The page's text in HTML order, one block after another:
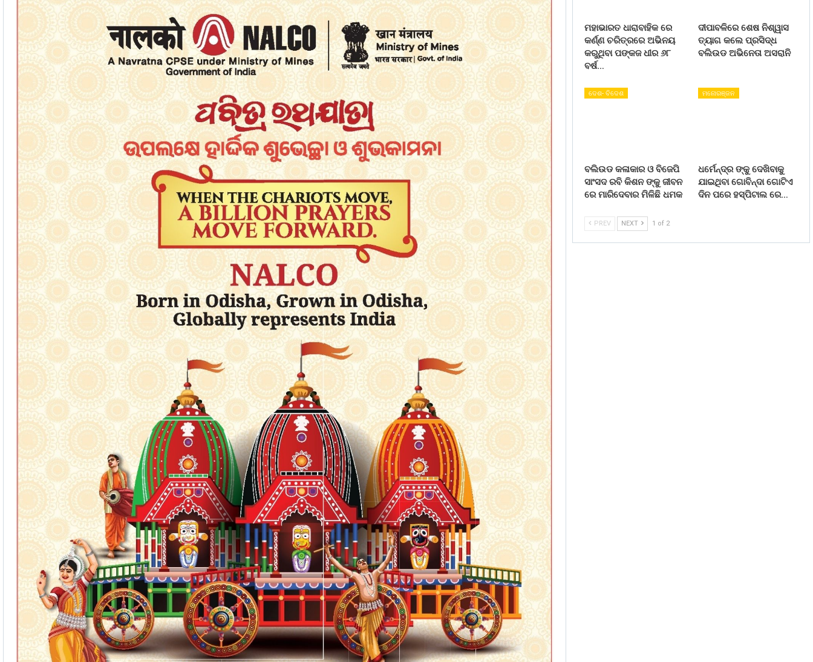
ମହାଭାରତ ଧାରାବାହିକ ରେ
କର୍ଣ୍ଣ ଚରିତ୍ରରେ ଅଭିନୟ
କରୁଥିବା ପଙ୍କଜ ଧୀର ୬୮
ବର୍ଷ…
ଦୀପାବଳିରେ ଶେଷ ନିଶ୍ୱାସ
ତ୍ୟାଗ କଲେ ପ୍ରସିଦ୍ଧ
ବଲିଉଡ ଅଭିନେତା ଅସରାନି
ଦେଶ- ବିଦେଶ
ବଲିଉଡ କଳାକାର ଓ ବିଜେପି
ସାଂସଦ ରବି କିଶନ ଙ୍କୁ ଜୀବନ
ରେ ମାରିଦେବାର ମିଳିଛି ଧମକ
ମନୋରଞ୍ଜନ
ଧର୍ମେନ୍ଦ୍ର ଙ୍କୁ ଦେଖିବାକୁ
ଯାଇଥିବା ଗୋବିନ୍ଦା ଗୋଟିଏ
ଦିନ ପରେ ହସ୍ପିଟାଲ ରେ…
PREV NEXT 1 of 2